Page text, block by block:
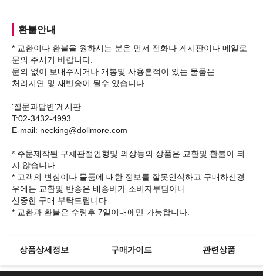
환불안내
* 교환이나 환불을 원하시는 분은 먼저 전화나 게시판이나 메일로
문의 주시기 바랍니다.
문의 없이 보내주시거나 개봉및 사용흔적이 있는 물품은
처리지연 및 재반송이 될수 있습니다.
'질문과답변'게시판
T:02-3432-4993
E-mail: necking@dollmore.com
* 주문제작된 구체관절인형및 의상등의 상품은 교환및 환불이 되
지 않습니다.
* 고객의 변심이나 물품에 대한 정보를 잘못인식하고 구매하신경
우에는 교환및 반송은 배송비가 소비자부담이니
신중한 구매 부탁드립니다.
상품상세정보 구매가이드 관련상품